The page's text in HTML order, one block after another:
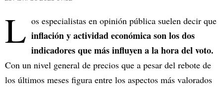
L os especialistas en opinión pública suelen decir que
inflación y actividad económica son los dos
indicadores que más influyen a la hora del voto.
Con un nivel general de precios que a pesar del rebote de
los últimos meses figura entre los aspectos más valorados